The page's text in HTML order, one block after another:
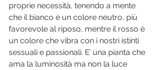
proprie necessità, tenendo a mente
che il bianco è un colore neutro, più
favorevole al riposo, mentre il rosso è
un colore che vibra con i nostri istinti
sessuali e passionali. E’ una pianta che
ama la luminosità ma non la luce